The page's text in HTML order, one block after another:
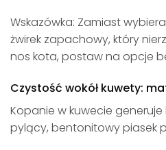
Wskazówka: Zamiast
żwirek zapachowy, który
nos kota, postaw na opcje
Czystość wokół kuwety:
Kopanie w kuwecie
pylący, bentonitowy piasek